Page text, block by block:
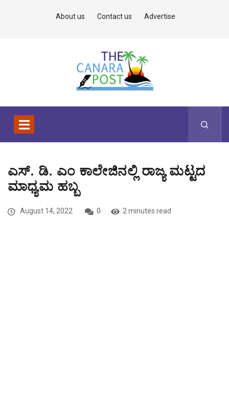
About us Contact us Advertise
ಎಸ್. ಡಿ. ಎಂ ಕಾಲೇಜಿನಲ್ಲಿ ರಾಜ್ಯ ಮಟ್ಟದ
ಮಾಧ್ಯಮ ಹಬ್ಬ
August 14, 2022 0 2 minutes read